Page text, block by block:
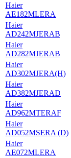
Haier
AE182MLERA
Haier
AD242MJERAB
Haier
AD282MJERAB
Haier
AD302MJERA(H)
Haier
AD382MJERAD
Haier
AD962MTERAF
Haier
AD052MSERA (D)
Haier
AE072MLERA